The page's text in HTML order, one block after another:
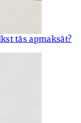
tās apmaksāt?